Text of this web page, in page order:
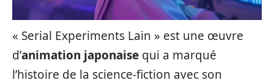
« Serial Experiments Lain » est une œuvre
d’animation japonaise qui a marqué
l’histoire de la science-fiction avec son